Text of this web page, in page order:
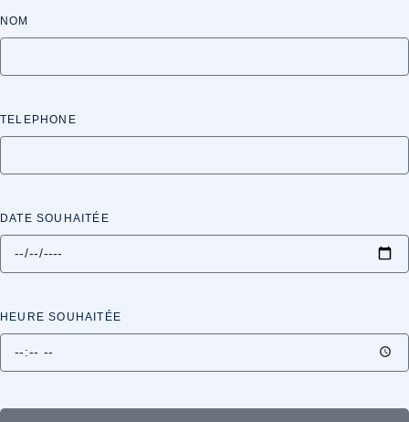
NOM
TELEPHONE
DATE SOUHAITÉE
HEURE SOUHAITÉE